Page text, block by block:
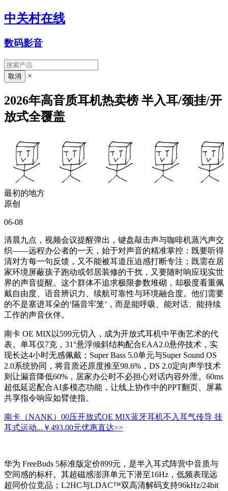
中关村在线
数码影音
×
2026年高音质耳机热卖榜 半入耳/颈挂/开
放式全覆盖
最初的地方
原创
06-08
清晨九点，视频会议提醒弹出，键盘敲击声与咖啡机蒸汽声交
织——远程办公者的一天，始于对声音的精准掌控：既要听得
清对方每一句反馈，又不能被耳道压迫感打断专注；既需在居
家环境屏蔽孩子跑动或邻居装修的干扰，又要随时响应现实世
界的声音提醒。这个群体不追求极限参数堆砌，却极度看重佩
戴自由度、语音辨识力、续航可靠性与环境融合度。他们需要
的不是塞进耳朵的‘隔音牢笼’，而是能呼吸、能对话、能持续
工作的声音伙伴。
南卡 OE MIX以599元切入，成为开放式耳机中平衡艺术的代
表。单耳仅7克，31°悬浮倾斜结构配合EAA2.0悬停技术，实
现长达4小时无感佩戴；Super Bass 5.0单元与Super Sound OS
2.0系统协同，将音质还原度推至98.6%，DS 2.0定向声学技术
则让漏音降低60%，居家办公时不必担心对话内容外泄。60ms
超低延迟配合AI多模态功能，让线上协作中的PPT翻页、屏幕
共享指令响应如臂使指。
南卡（NANK）00压开放式OE MIX蓝牙耳机不入耳气传导 挂
耳式运动... ￥493.00元优惠直达>>
华为 FreeBuds 5标准版定价899元，是半入耳式阵营中音质与
空间感的标杆。其超磁感澎湃单元下潜至16Hz，低频表现远
超同价位竞品；L2HC与LDAC™双高清解码支持96kHz/24bit